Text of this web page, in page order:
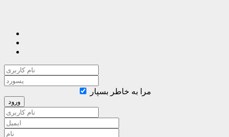
مرا به خاطر بسپار